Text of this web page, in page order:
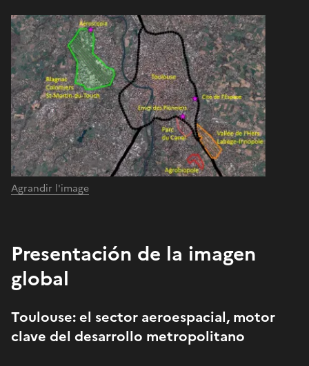
Agrandir l'image
Presentación de la imagen
global
Toulouse: el sector aeroespacial, motor
clave del desarrollo metropolitano